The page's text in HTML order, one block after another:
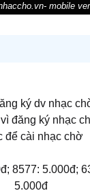
mobile
ký dv nhạc
đăng ký nhạc
để cài nhạc chờ
8577: 5.000đ;
5.000đ